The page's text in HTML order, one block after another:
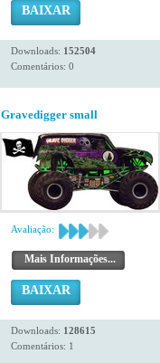
BAIXAR
Downloads: 152504
Comentários: 0
Gravedigger small
Avaliação:
Mais Informações...
BAIXAR
Downloads: 128615
Comentários: 1